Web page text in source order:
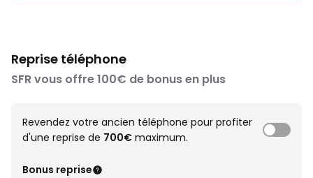
Reprise téléphone
SFR vous offre 100€ de bonus en plus
Revendez votre ancien téléphone pour profiter
d'une reprise de 700€ maximum.
Bonus reprise